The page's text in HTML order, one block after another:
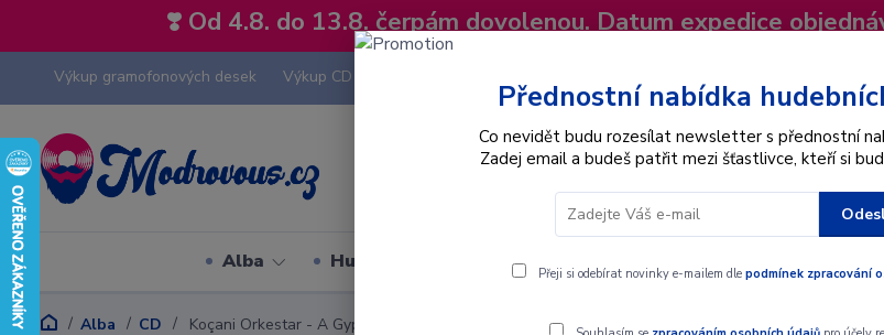
❣️ Od 4.8. do 13.8. čerpám dovolenou. Datum expedice
Výkup gramofonových desek Výkup CD
Alba Hudební styly Interpret
Alba CD Koçani Orkestar - A Gypsy Brass Band - CD
Přednostní nabídka
Co nevidět budu rozesílat newsletter s přednostní
Zadej email a budeš patřit mezi šťastlivce, kteří si
Přeji si odebírat novinky e-mailem dle podmínek zpracování